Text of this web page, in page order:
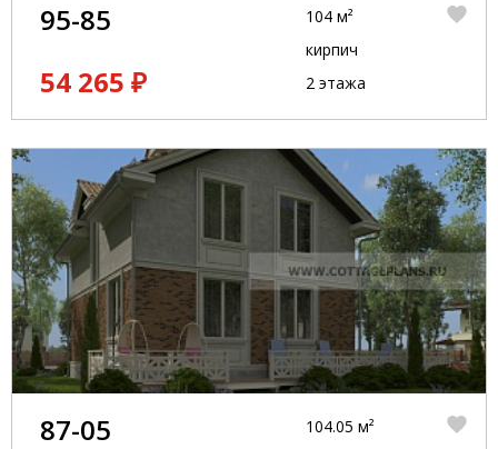
95-85
54 265 ₽
104 м²
кирпич
2 этажа
87-05 104.05 м²